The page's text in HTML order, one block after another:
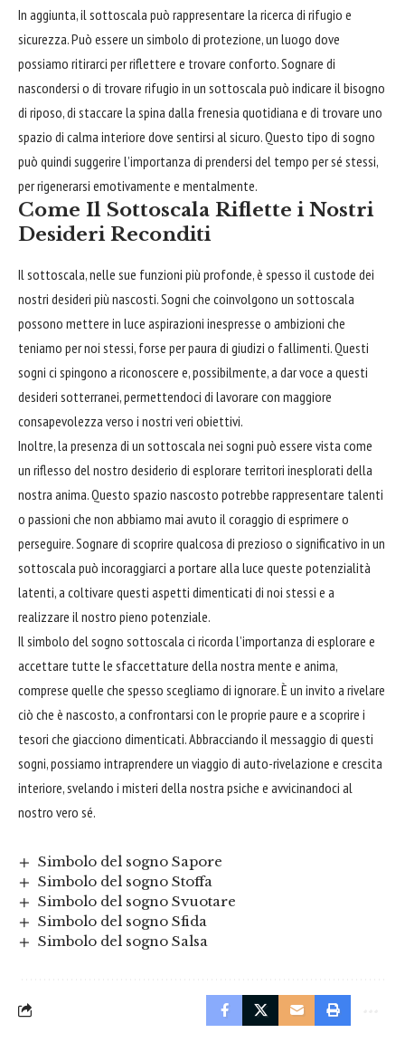
In aggiunta, il sottoscala può rappresentare la ricerca di rifugio e
sicurezza. Può essere un simbolo di protezione, un luogo dove
possiamo ritirarci per riflettere e trovare conforto. Sognare di
nascondersi o di trovare rifugio in un sottoscala può indicare il bisogno
di riposo, di staccare la spina dalla frenesia quotidiana e di trovare uno
spazio di calma interiore dove sentirsi al sicuro. Questo tipo di sogno
può quindi suggerire l’importanza di prendersi del tempo per sé stessi,
per rigenerarsi emotivamente e mentalmente.
Come Il Sottoscala Riflette i Nostri
Desideri Reconditi
Il sottoscala, nelle sue funzioni più profonde, è spesso il custode dei
nostri desideri più nascosti. Sogni che coinvolgono un sottoscala
possono mettere in luce aspirazioni inespresse o ambizioni che
teniamo per noi stessi, forse per paura di giudizi o fallimenti. Questi
sogni ci spingono a riconoscere e, possibilmente, a dar voce a questi
desideri sotterranei, permettendoci di lavorare con maggiore
consapevolezza verso i nostri veri obiettivi.
Inoltre, la presenza di un sottoscala nei sogni può essere vista come
un riflesso del nostro desiderio di esplorare territori inesplorati della
nostra anima. Questo spazio nascosto potrebbe rappresentare talenti
o passioni che non abbiamo mai avuto il coraggio di esprimere o
perseguire. Sognare di scoprire qualcosa di prezioso o significativo in un
sottoscala può incoraggiarci a portare alla luce queste potenzialità
latenti, a coltivare questi aspetti dimenticati di noi stessi e a
realizzare il nostro pieno potenziale.
Il simbolo del sogno sottoscala ci ricorda l’importanza di esplorare e
accettare tutte le sfaccettature della nostra mente e anima,
comprese quelle che spesso scegliamo di ignorare. È un invito a rivelare
ciò che è nascosto, a confrontarsi con le proprie paure e a scoprire i
tesori che giacciono dimenticati. Abbracciando il messaggio di questi
sogni, possiamo intraprendere un viaggio di auto-rivelazione e crescita
interiore, svelando i misteri della nostra psiche e avvicinandoci al
nostro vero sé.
Simbolo del sogno Sapore
Simbolo del sogno Stoffa
Simbolo del sogno Svuotare
Simbolo del sogno Sfida
Simbolo del sogno Salsa